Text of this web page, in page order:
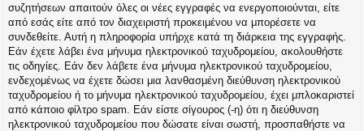
συζητήσεων απαιτούν όλες οι νέες εγγραφές να ενεργοποιούνται, είτε
από εσάς είτε από τον διαχειριστή προκειμένου να μπορέσετε να
συνδεθείτε. Αυτή η πληροφορία υπήρχε κατά τη διάρκεια της εγγραφής.
Εάν έχετε λάβει ένα μήνυμα ηλεκτρονικού ταχυδρομείου, ακολουθήστε
τις οδηγίες. Εάν δεν λάβετε ένα μήνυμα ηλεκτρονικού ταχυδρομείου,
ενδεχομένως να έχετε δώσει μια λανθασμένη διεύθυνση ηλεκτρονικού
ταχυδρομείου ή το μήνυμα ηλεκτρονικού ταχυδρομείου, έχει μπλοκαριστεί
από κάποιο φίλτρο spam. Εάν είστε σίγουρος (-η) ότι η διεύθυνση
ηλεκτρονικού ταχυδρομείου που δώσατε είναι σωστή, προσπαθήστε να